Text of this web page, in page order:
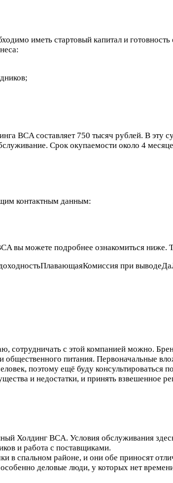
иметь стартовый капитал и
BCA составляет 750 тысяч рублей. В эту
Срок окупаемости около 4
контактным данным:
вы можете подробнее ознакомиться ниже.
при
с этой компанией можно.
общественного питания. Первоначальные
поэтому ещё буду консультироваться
и недостатки, и принять взвешенное
Холдинг BCA. Условия обслуживания
и работа с поставщиками.
в спальном районе, и они обе приносят
деловые люди, у которых нет